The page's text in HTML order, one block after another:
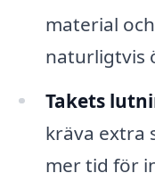
material
naturligtvis
Takets
kräva extra
mer tid för